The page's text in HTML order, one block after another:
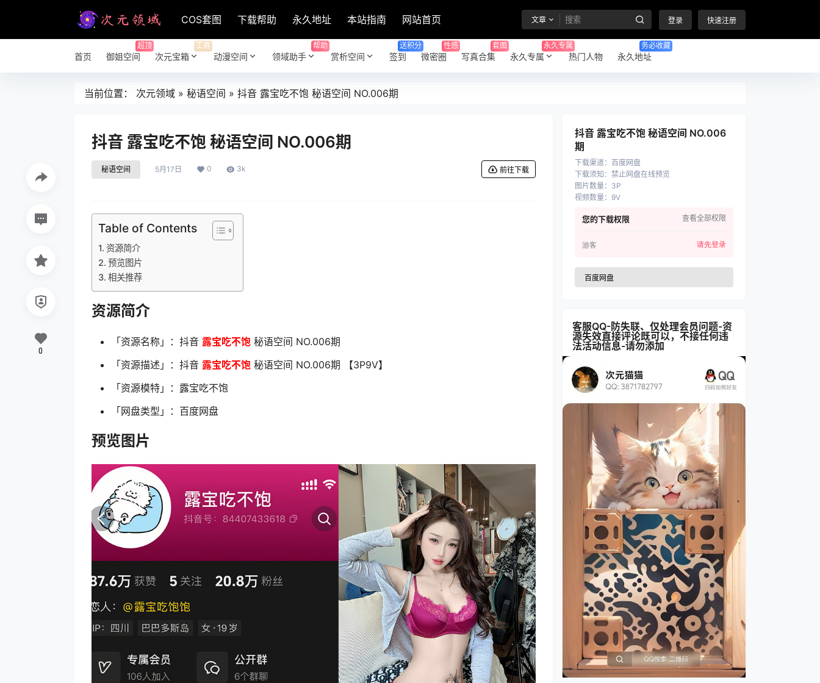
COS套图 下载帮助 永久地址 本站指南 网站首页 文章 登录 快速注册
首页 御姐空间
超顶
次元宝箱
工具
动漫空间 领域助手
帮助
赏析空间 签到
送积分
微密圈
性感
写真合集
套图
永久专属
永久专属
热门人物 永久地址
务必收藏
当前位置： 次元领域 » 秘语空间 » 抖音 露宝吃不饱 秘语空间 NO.006期
抖音 露宝吃不饱 秘语空间 NO.006期
秘语空间 5月17日 0 3k 前往下载
Table of Contents
资源简介
预览图片
相关推荐
资源简介
「资源名称」：抖音 露宝吃不饱 秘语空间 NO.006期
「资源描述」：抖音 露宝吃不饱 秘语空间 NO.006期 【3P9V】
「资源模特」：露宝吃不饱
「网盘类型」：百度网盘
预览图片
0
抖音 露宝吃不饱 秘语空间 NO.006
期
下载渠道： 百度网盘
下载须知 ： 禁止网盘在线预览
图片数量： 3P
视频数量： 9V
您的下载权限 查看全部权限
游客 请先登录
百度网盘
客服QQ-防失联、仅处理会员问题-资
源失效直接评论既可以，不接任何违
法活动信息-请勿添加